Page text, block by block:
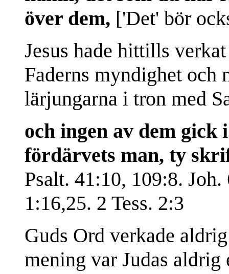
över dem, ['Det' bör
Jesus hade hittills
Faderns myndighet och
lärjungarna i tron med
och ingen av dem
fördärvets man, ty
Psalt. 41:10, 109:8.
1:16,25. 2 Tess. 2:3
Guds Ord verkade
mening var Judas